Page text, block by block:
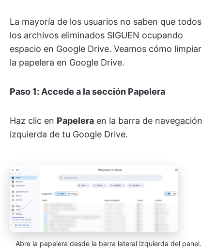
La mayoría de los usuarios no saben que todos
los archivos eliminados SIGUEN ocupando
espacio en Google Drive. Veamos cómo limpiar
la papelera en Google Drive.
Paso 1: Accede a la sección Papelera
Haz clic en Papelera en la barra de navegación
izquierda de tu Google Drive.
Abre la papelera desde la barra lateral izquierda del panel.